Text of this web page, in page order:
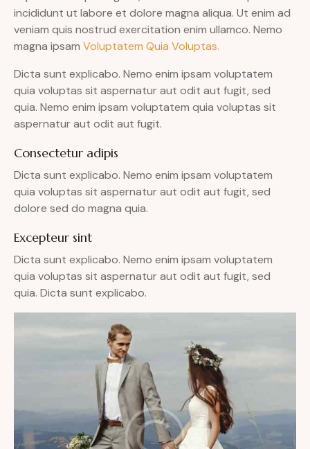
incididunt ut labore et dolore magna aliqua. Ut enim ad
veniam quis nostrud exercitation enim ullamco. Nemo
magna ipsam Voluptatem Quia Voluptas.
Dicta sunt explicabo. Nemo enim ipsam voluptatem
quia voluptas sit aspernatur aut odit aut fugit, sed
quia. Nemo enim ipsam voluptatem quia voluptas sit
aspernatur aut odit aut fugit.
Consectetur adipis
Dicta sunt explicabo. Nemo enim ipsam voluptatem
quia voluptas sit aspernatur aut odit aut fugit, sed
dolore sed do magna quia.
Excepteur sint
Dicta sunt explicabo. Nemo enim ipsam voluptatem
quia voluptas sit aspernatur aut odit aut fugit, sed
quia. Dicta sunt explicabo.